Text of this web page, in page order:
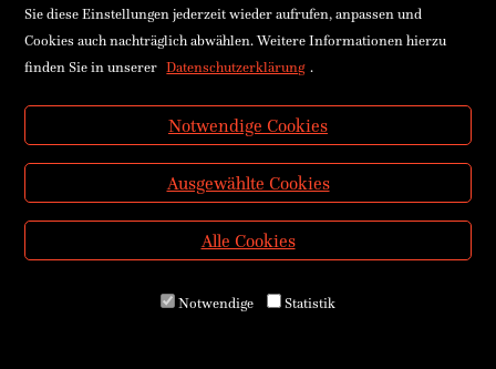
Sie diese Einstellungen jederzeit wieder aufrufen, anpassen und
Cookies auch nachträglich abwählen. Weitere Informationen hierzu
finden Sie in unserer Datenschutzerklärung .
Notwendige Cookies
Ausgewählte Cookies
Alle Cookies
Notwendige Statistik